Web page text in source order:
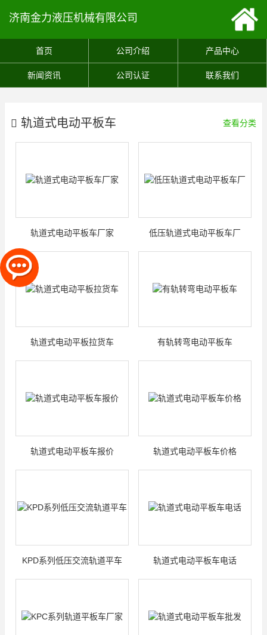
济南金力液压机械有限公司
首页 公司介绍 产品中心
新闻资讯 公司认证 联系我们
轨道式电动平板车 查看分类
轨道式电动平板车厂家 低压轨道式电动平板车厂
轨道式电动平板拉货车 有轨转弯电动平板车
轨道式电动平板车报价 轨道式电动平板车价格
KPD系列低压交流轨道平车 轨道式电动平板车电话